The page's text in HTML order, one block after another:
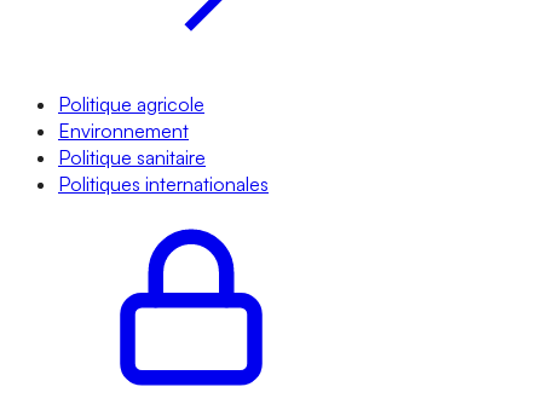
Politique agricole
Environnement
Politique sanitaire
Politiques internationales